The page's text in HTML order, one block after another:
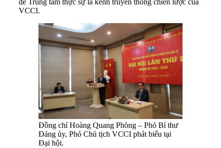
để Trung tâm thực sự là kênh truyền thông chiến lược của
VCCI.
Đồng chí Hoàng Quang Phòng – Phó Bí thư
Đảng ủy, Phó Chủ tịch VCCI phát biểu tại
Đại hội.